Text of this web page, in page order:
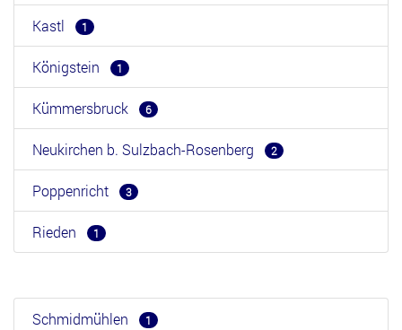
Kastl 1
Königstein 1
Kümmersbruck 6
Neukirchen b. Sulzbach-Rosenberg 2
Poppenricht 3
Rieden 1
Schmidmühlen 1